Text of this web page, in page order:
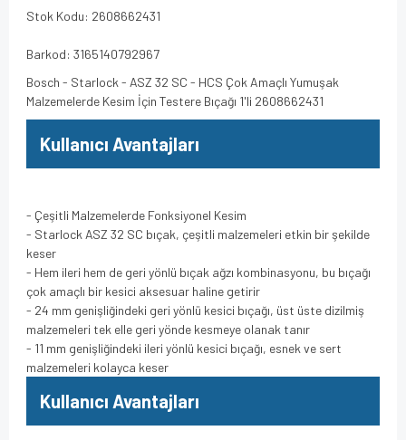
Stok Kodu: 2608662431
Barkod: 3165140792967
Bosch - Starlock - ASZ 32 SC - HCS Çok Amaçlı Yumuşak
Malzemelerde Kesim İçin Testere Bıçağı 1'li 2608662431
Kullanıcı Avantajları
- Çeşitli Malzemelerde Fonksiyonel Kesim
- Starlock ASZ 32 SC bıçak, çeşitli malzemeleri etkin bir şekilde
keser
- Hem ileri hem de geri yönlü bıçak ağzı kombinasyonu, bu bıçağı
çok amaçlı bir kesici aksesuar haline getirir
- 24 mm genişliğindeki geri yönlü kesici bıçağı, üst üste dizilmiş
malzemeleri tek elle geri yönde kesmeye olanak tanır
- 11 mm genişliğindeki ileri yönlü kesici bıçağı, esnek ve sert
malzemeleri kolayca keser
Kullanıcı Avantajları